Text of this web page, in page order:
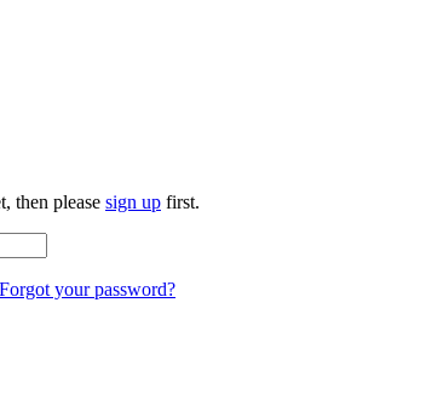
then please sign up first.
Forgot your password?